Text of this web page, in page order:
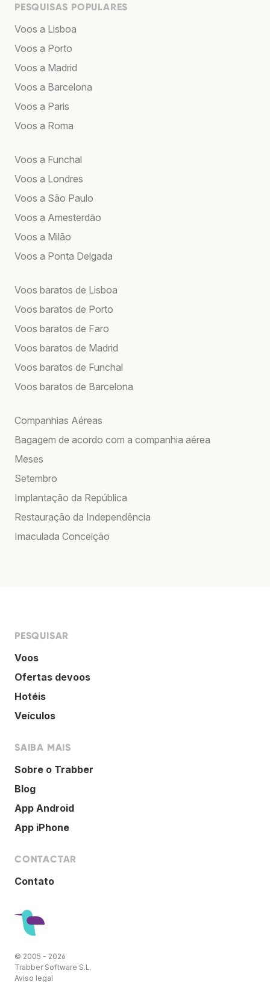
PESQUISAS POPULARES
Voos a Lisboa
Voos a Porto
Voos a Madrid
Voos a Barcelona
Voos a Paris
Voos a Roma
Voos a Funchal
Voos a Londres
Voos a São Paulo
Voos a Amesterdão
Voos a Milão
Voos a Ponta Delgada
Voos baratos de Lisboa
Voos baratos de Porto
Voos baratos de Faro
Voos baratos de Madrid
Voos baratos de Funchal
Voos baratos de Barcelona
Companhias Aéreas
Bagagem de acordo com a companhia aérea
Meses
Setembro
Implantação da República
Restauração da Independência
Imaculada Conceição
PESQUISAR
Voos
Ofertas devoos
Hotéis
Veículos
SAIBA MAIS
Sobre o Trabber
Blog
App Android
App iPhone
CONTACTAR
Contato
© 2005 - 2026
Trabber Software S.L.
Aviso legal